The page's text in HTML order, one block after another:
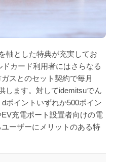
軸とした特典が充実してお
カード利用者にはさらなる
スとのセット契約で毎月
します。対してidemitsuでん
ポイントいずれか500ポイン
充電ポート設置者向けの電
ーザーにメリットのある特